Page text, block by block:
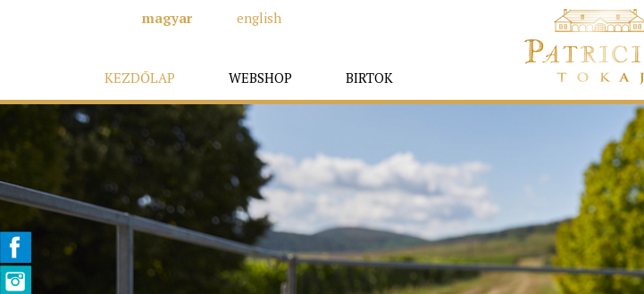
magyar english
KEZDŐLAP WEBSHOP BIRTOK